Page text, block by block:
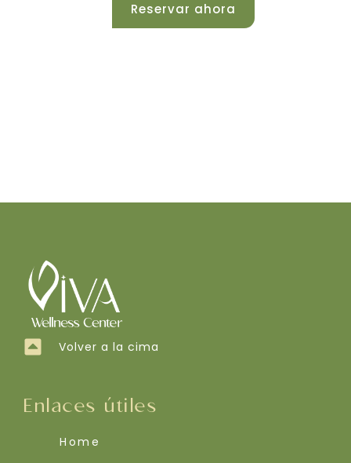
Reservar ahora
Volver a la cima
Enlaces útiles
Home